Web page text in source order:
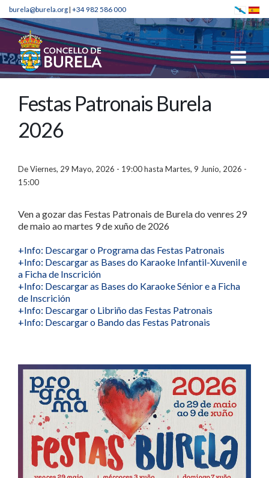
burela@burela.org| +34 982 586 000
Festas Patronais Burela
2026
DeViernes, 29 Mayo, 2026 - 19:00hasta Martes, 9 Junio, 2026 -
15:00
Ven a gozar das Festas Patronais de Burela do venres 29
de maio ao martes 9 de xuño de 2026
+Info: Descargar o Programa das Festas Patronais
+Info: Descargar as Bases do Karaoke Infantil-Xuvenil e
a Ficha de Inscrición
+Info: Descargar as Bases do Karaoke Sénior e a Ficha
de Inscrición
+Info: Descargar o Libriño das Festas Patronais
+Info: Descargar o Bando das Festas Patronais